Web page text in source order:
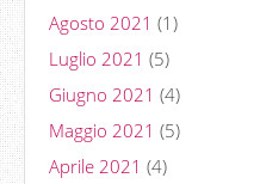
Agosto 2021 (1)
Luglio 2021 (5)
Giugno 2021 (4)
Maggio 2021 (5)
Aprile 2021 (4)